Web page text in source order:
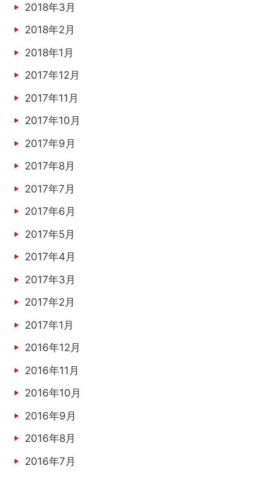
2018年3月
2018年2月
2018年1月
2017年12月
2017年11月
2017年10月
2017年9月
2017年8月
2017年7月
2017年6月
2017年5月
2017年4月
2017年3月
2017年2月
2017年1月
2016年12月
2016年11月
2016年10月
2016年9月
2016年8月
2016年7月